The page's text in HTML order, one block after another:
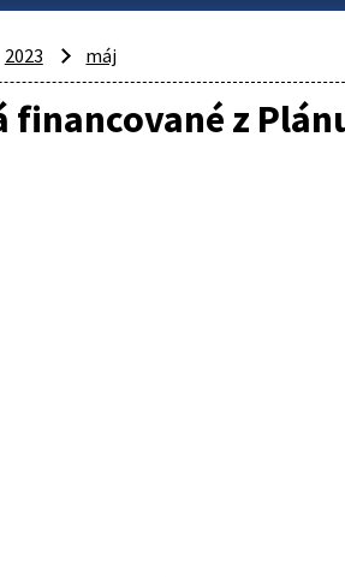
2023 máj
z